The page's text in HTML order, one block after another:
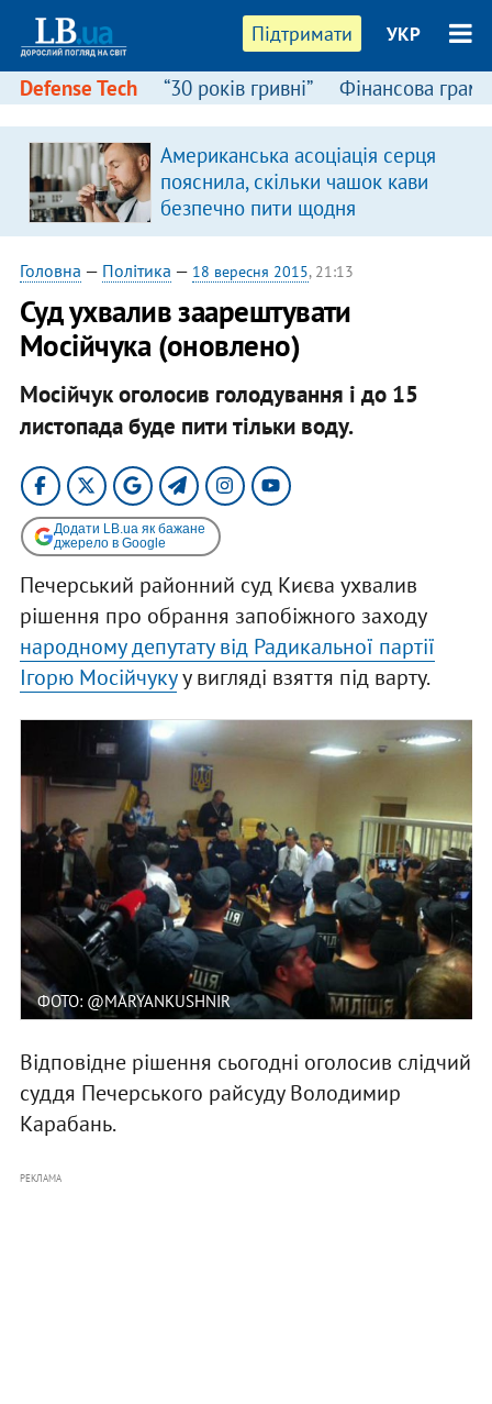
Підтримати УКР
Defense Tech “30 років гривні” Фінансова
Американська асоціація серця
пояснила, скільки чашок кави
безпечно пити щодня
Головна — Політика — 18 вересня 2015, 21:13
Суд ухвалив заарештувати
Мосійчука (оновлено)
Мосійчук оголосив голодування і до 15
листопада буде пити тільки воду.
Додати LB.ua як бажане
джерело в Google
Печерський районний суд Києва ухвалив
рішення про обрання запобіжного заходу
народному депутату від Радикальної партії
Ігорю Мосійчукуу вигляді взяття під варту.
ФОТО: @MARYANKUSHNIR
Відповідне рішення сьогодні оголосив слідчий
суддя Печерського райсуду Володимир
Карабань.
РЕКЛАМА